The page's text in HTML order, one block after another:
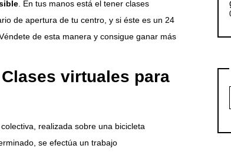
. En tus manos está el tener clases
de apertura de tu centro, y si éste es un 24
de esta manera y consigue ganar más
virtuales para
realizada sobre una bicicleta
se efectúa un trabajo